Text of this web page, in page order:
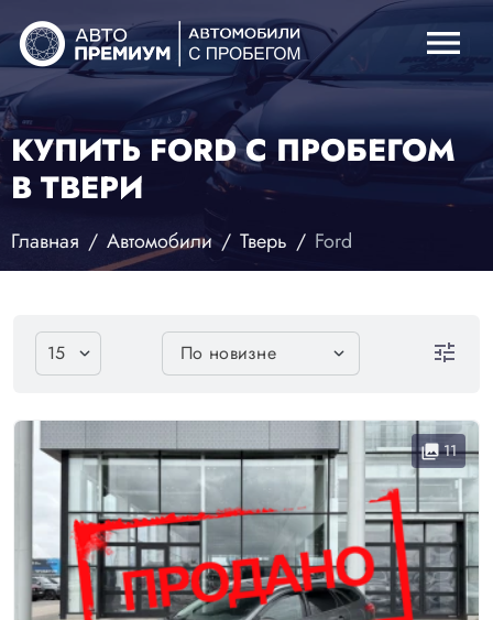
menu
КУПИТЬ FORD С ПРОБЕГОМ
В ТВЕРИ
Главная Автомобили Тверь Ford
tune
collections11